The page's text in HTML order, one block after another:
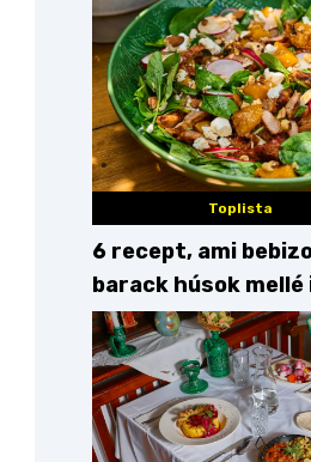
Toplista
6 recept, ami
barack húsok mellé